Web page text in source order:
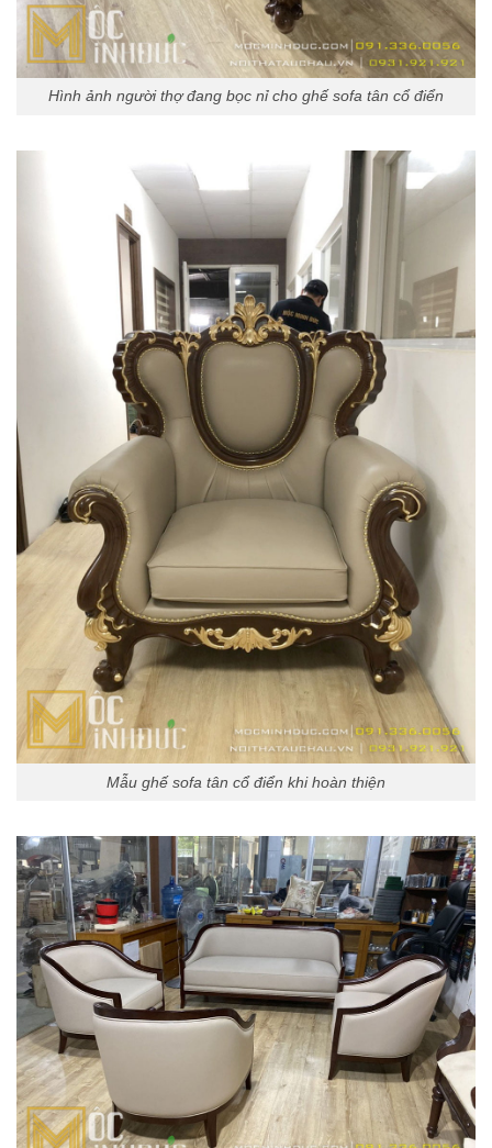
Hình ảnh người thợ đang bọc nỉ cho ghế sofa tân cổ điển
Mẫu ghế sofa tân cổ điển khi hoàn thiện